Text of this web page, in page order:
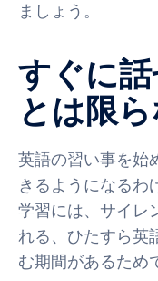
ましょう。
すぐに
とは限
英語の習い事を始
きるようになるわ
学習には、サイレ
れる、ひたすら英
む期間があるため